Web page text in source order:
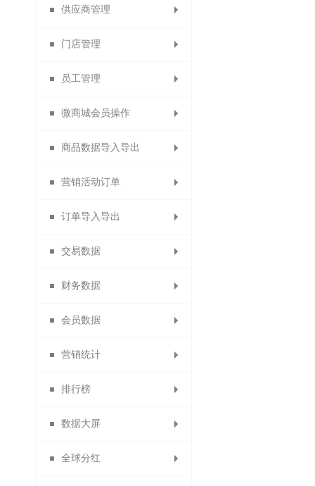
清除名片缓存
分销商审核
分销商等级
分销商分组
分销商导出
佣金排名设置
分销申请设置
分销商自动审核设置
分销商自动延期
默认分销商等级
代理商设置
加盟申请设置
代理商审核
设置代理商
代理商导出
代理商推荐奖
代理商销售奖
代理商团队业绩
代理商业绩奖励规则
团队管理奖
订货商管理
订货商设置
订货商审核
设置订货商
订货商推荐奖
订货商销售奖
团队业绩奖
订货商团队业绩
团队管理奖
供应商管理
供应商管理
供应商设置
增加供应商
供应商审核
供应商类型
店铺标签
导出供应商
供应商公告
招商经理管理
供应商商品审核
供应商门店审核
商品统计
订单统计
门店管理
门店等级
门店管理和门店设置
门店申请
门店审核
设置门店
门店分组
门店行业
门店收款码
员工管理
员工管理
设置员工
员工等级
会员分组
微商城会员操作
分销商品
微社区
商品数据导入导出
数据包导入
1688商品导入
备份商品导入
商品导出
商品助手
淘宝商品
营销活动订单
营销活动订单
积分兑换订单
订单导入导出
导出订单
备份订单导入
导出身份证图片
交易数据
交易概况
商品概况
订单统计
退换货统计
商品统计
财务数据
提现统计
充值统计
会员数据
会员概况
代理商概况
会员分析
营销统计
优惠券统计
拼团统计
排行榜
商品销售排行
数据排名
数据大屏
数据大屏
全球分红